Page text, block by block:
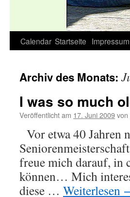
Calendar Startseite Impressum
Archiv des Monats:
I was so much
Veröffentlicht am 17. Juni 2009von
Vor etwa 40 Jahren
freue mich darauf, in
können… Mich
diese … Weiterlesen